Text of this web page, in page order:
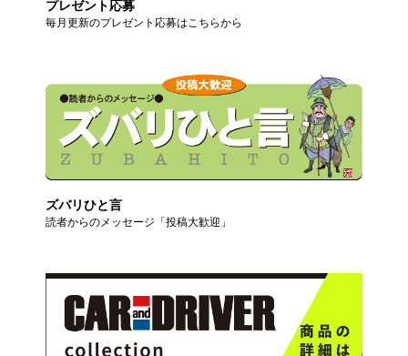
プレゼント応募
毎月更新のプレゼント応募はこちらから
ズバリひと言
読者からのメッセージ「投稿大歓迎」